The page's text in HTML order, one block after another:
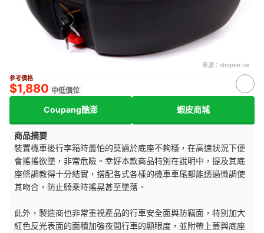
來源： shopee.tw
參考價格
$1,880 中低價位
Coupang酷澎 蝦皮商城
商品摘要
裝置機車後行李箱時最怕的莫過於底座不夠穩，在高速狀況下便
會搖搖欲墜，非常危險。幸好本款商品特別在說明中，提及其底
座條調教得十分結實，搭配各式各樣的機車車尾都能透過微調使
其吻合，防止騎乘時搖晃甚至墜落。
此外，製造商也非常重視產品的行車安全面與防竊面，特別加大
紅色反光表面的面積加強夜間行車的顯眼度，並附帶上蓋與底座